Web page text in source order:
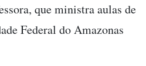
que ministra aulas de
Federal do Amazonas